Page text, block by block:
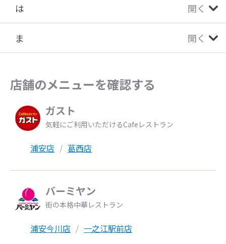
は 開く
ま 開く
店舗のメニューを確認する
ガスト
気軽にご利用いただけるCafeレストラン
浦安店 葛西店
バーミヤン
街の本格中華レストラン
浦安今川店 一之江駅前店